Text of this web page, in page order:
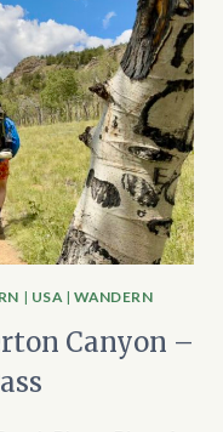
| USA|WANDERN
Canyon –